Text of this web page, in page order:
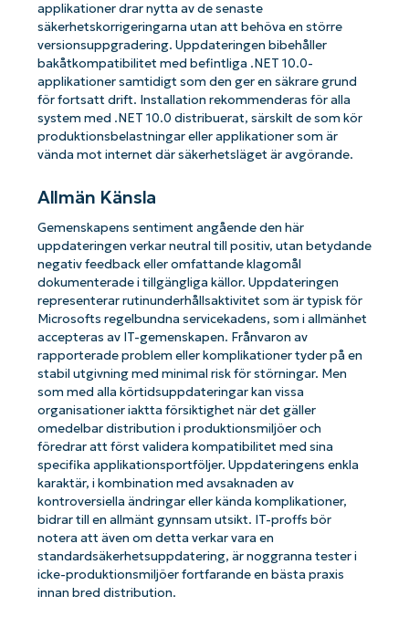
applikationer drar nytta av de senaste
säkerhetskorrigeringarna utan att behöva en större
versionsuppgradering. Uppdateringen bibehåller
bakåtkompatibilitet med befintliga .NET 10.0-
applikationer samtidigt som den ger en säkrare grund
för fortsatt drift. Installation rekommenderas för alla
system med .NET 10.0 distribuerat, särskilt de som kör
produktionsbelastningar eller applikationer som är
vända mot internet där säkerhetsläget är avgörande.
Allmän Känsla
Gemenskapens sentiment angående den här
uppdateringen verkar neutral till positiv, utan betydande
negativ feedback eller omfattande klagomål
dokumenterade i tillgängliga källor. Uppdateringen
representerar rutinunderhållsaktivitet som är typisk för
Microsofts regelbundna servicekadens, som i allmänhet
accepteras av IT-gemenskapen. Frånvaron av
rapporterade problem eller komplikationer tyder på en
stabil utgivning med minimal risk för störningar. Men
som med alla körtidsuppdateringar kan vissa
organisationer iaktta försiktighet när det gäller
omedelbar distribution i produktionsmiljöer och
föredrar att först validera kompatibilitet med sina
specifika applikationsportföljer. Uppdateringens enkla
karaktär, i kombination med avsaknaden av
kontroversiella ändringar eller kända komplikationer,
bidrar till en allmänt gynnsam utsikt. IT-proffs bör
notera att även om detta verkar vara en
standardsäkerhetsuppdatering, är noggranna tester i
icke-produktionsmiljöer fortfarande en bästa praxis
innan bred distribution.